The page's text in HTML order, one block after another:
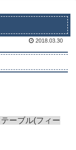
2018.03.30
ーブル(フィー